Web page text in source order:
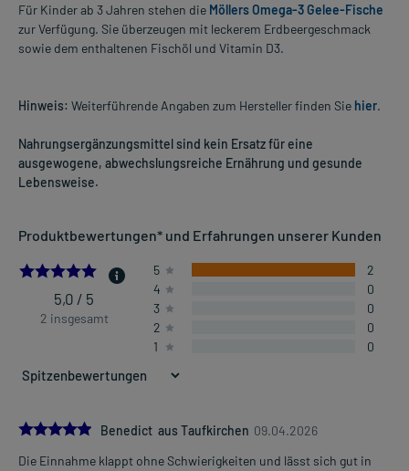
Für Kinder ab 3 Jahren stehen die Möllers Omega-3 Gelee-Fische
zur Verfügung. Sie überzeugen mit leckerem Erdbeergeschmack
sowie dem enthaltenen Fischöl und Vitamin D3.
Hinweis: Weiterführende Angaben zum Hersteller finden Sie hier.
Nahrungsergänzungsmittel sind kein Ersatz für eine
ausgewogene, abwechslungsreiche Ernährung und gesunde
Lebensweise.
Produktbewertungen* und Erfahrungen unserer Kunden
5.0
5,0 / 5
2 insgesamt
5
2
4
0
3
0
2
0
1
0
5.0
Benedict aus Taufkirchen 09.04.2026
Die Einnahme klappt ohne Schwierigkeiten und lässt sich gut in